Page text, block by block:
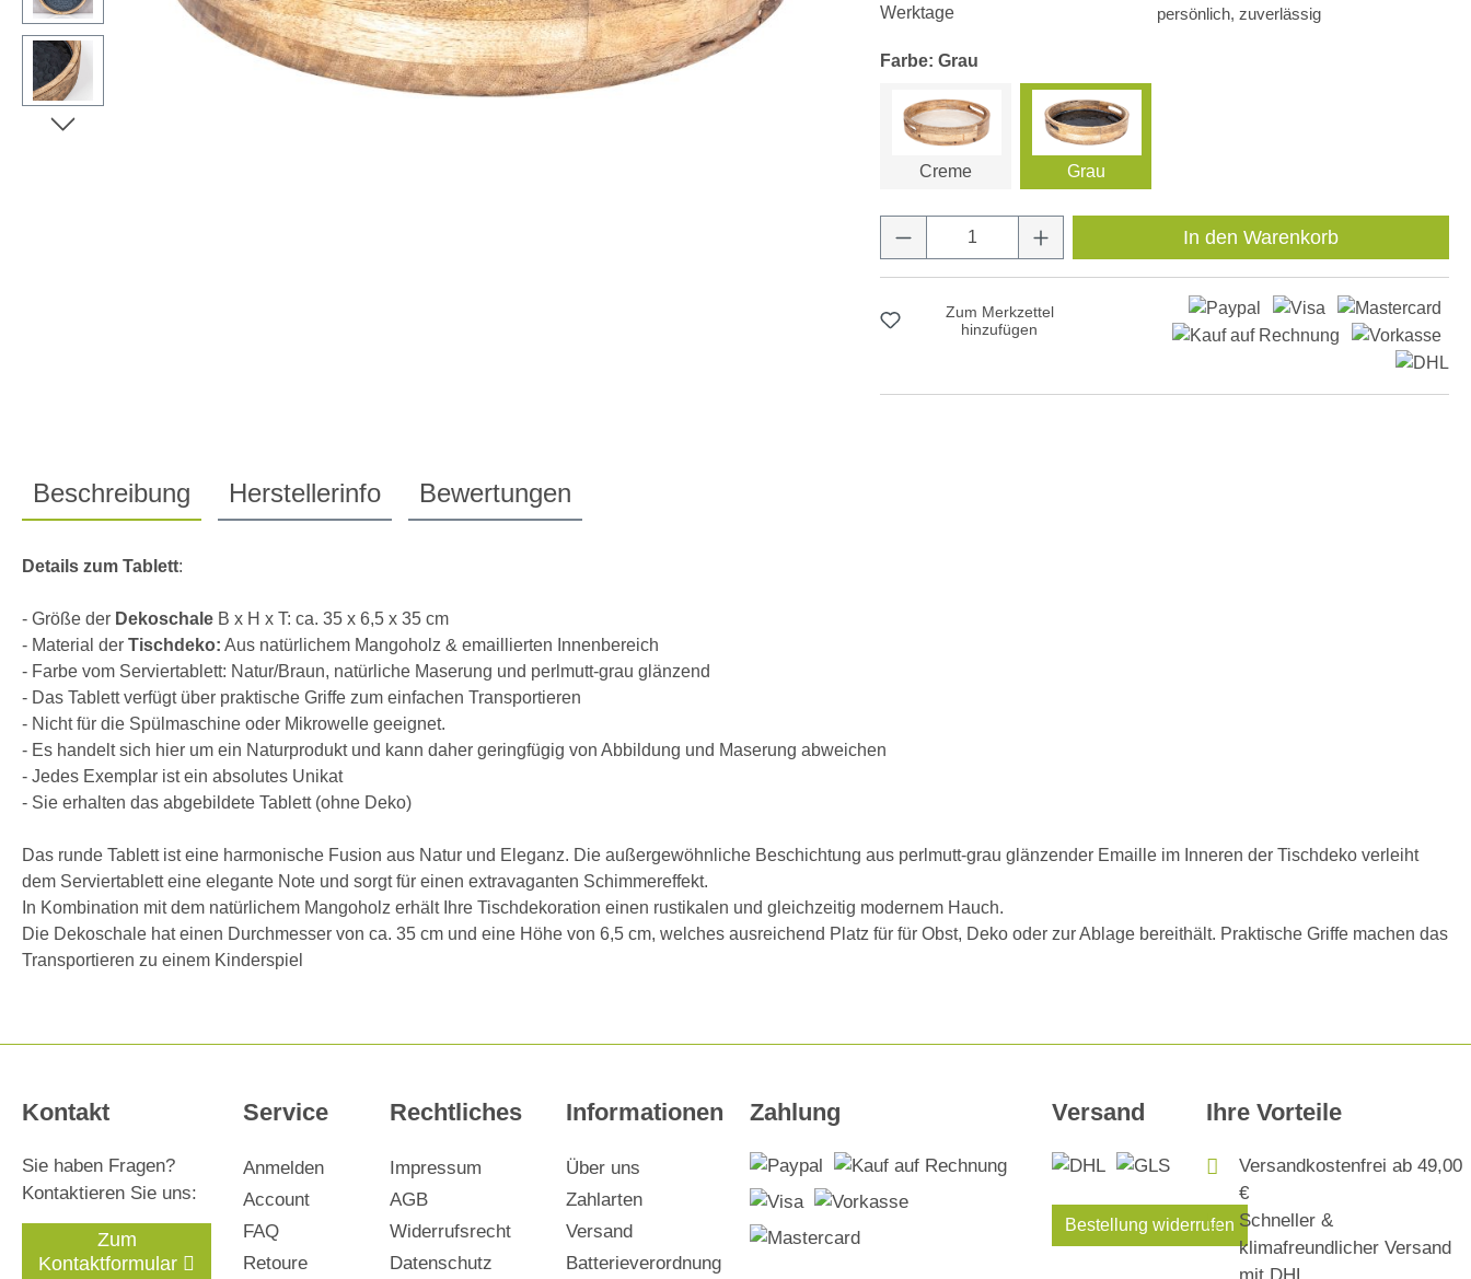
Werktage
persönlich, zuverlässig
Farbe: Grau
Creme Grau
Produkt Anzahl: Gib den gewünschten Wert ein
In den Warenkorb
Zum Merkzettel
hinzufügen
Beschreibung Herstellerinfo Bewertungen
Details zum Tablett:
- Größe der Dekoschale B x H x T: ca. 35 x 6,5 x 35 cm
- Material der Tischdeko: Aus natürlichem Mangoholz & emaillierten Innenbereich
- Farbe vom Serviertablett: Natur/Braun, natürliche Maserung und perlmutt-grau glänzend
- Das Tablett verfügt über praktische Griffe zum einfachen Transportieren
- Nicht für die Spülmaschine oder Mikrowelle geeignet.
- Es handelt sich hier um ein Naturprodukt und kann daher geringfügig von Abbildung und Maserung abweichen
- Jedes Exemplar ist ein absolutes Unikat
- Sie erhalten das abgebildete Tablett (ohne Deko)
Das runde Tablett ist eine harmonische Fusion aus Natur und Eleganz. Die außergewöhnliche Beschichtung aus perlmutt-grau glänzender Emaille im Inneren der Tischdeko verleiht
dem Serviertablett eine elegante Note und sorgt für einen extravaganten Schimmereffekt.
In Kombination mit dem natürlichem Mangoholz erhält Ihre Tischdekoration einen rustikalen und gleichzeitig modernem Hauch.
Die Dekoschale hat einen Durchmesser von ca. 35 cm und eine Höhe von 6,5 cm, welches ausreichend Platz für für Obst, Deko oder zur Ablage bereithält. Praktische Griffe machen das
Transportieren zu einem Kinderspiel
Kontakt
Sie haben Fragen?
Kontaktieren Sie uns:
Zum
Kontaktformular
Service
Anmelden
Account
FAQ
Retoure
Rechtliches
Impressum
AGB
Widerrufsrecht
Datenschutz
Informationen
Über uns
Zahlarten
Versand
Batterieverordnung
Zahlung Versand
Bestellung widerrufen
Ihre Vorteile
Versandkostenfrei ab 49,00
€
Schneller &
klimafreundlicher Versand